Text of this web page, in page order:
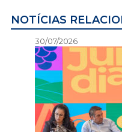
NOTÍCIAS
30/07/2026